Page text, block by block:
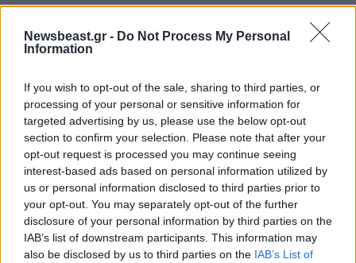
Newsbeast.gr - Do Not Process My Personal
Information
If you wish to opt-out of the sale, sharing to third parties, or
processing of your personal or sensitive information for
targeted advertising by us, please use the below opt-out
section to confirm your selection. Please note that after your
opt-out request is processed you may continue seeing
interest-based ads based on personal information utilized by
us or personal information disclosed to third parties prior to
your opt-out. You may separately opt-out of the further
disclosure of your personal information by third parties on the
IAB’s list of downstream participants. This information may
also be disclosed by us to third parties on the IAB’s List of
περασμένο μήνα, επανέφερε προσωρινά τη λεγόμενη
διάταξη «de minimis», η οποία επιτρέπει σε πακέτα
ΗΠΑ αφορολόγητα.
Ο Ντόνοβαν στην UBS προσφέρει μια εξήγηση: «
DHL φτάνει (στην πόρτα σας) και λέει, “ορίστε το
προϊόν σας, αλλά πριν το παραλάβετε, πρέπει να
πληρώσετε 30 δολάρια στην αμερικανική
κυβέρνηση
“».
Εκεί που οι εμπορικοί φόροι είναι πιθανό να είναι